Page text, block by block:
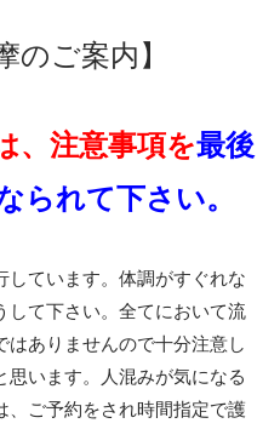
のご案内】
注意事項を最後
られて下さい。
しています。体調がすぐれな
して下さい。全てにおいて流
ありませんので十分注意し
います。人混みが気になる
、ご予約をされ時間指定で護